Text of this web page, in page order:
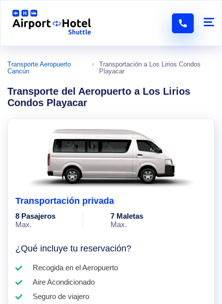
Transporte Aeropuerto
Cancún
Transportación a Los Lirios Condos
Playacar
Transporte del Aeropuerto a Los Lirios
Condos Playacar
Transportación privada
8 Pasajeros
Max.
7 Maletas
Max.
¿Qué incluye tu reservación?
Recogida en el Aeropuerto
Aire Acondicionado
Seguro de viajero